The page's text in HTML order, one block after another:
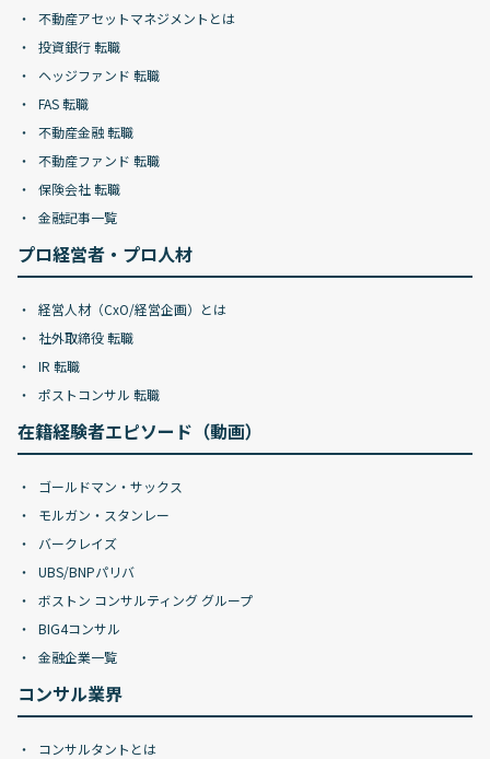
不動産アセットマネジメントとは
投資銀行 転職
ヘッジファンド 転職
FAS 転職
不動産金融 転職
不動産ファンド 転職
保険会社 転職
金融記事一覧
プロ経営者・プロ人材
経営人材（CxO/経営企画）とは
社外取締役 転職
IR 転職
ポストコンサル 転職
在籍経験者エピソード（動画）
ゴールドマン・サックス
モルガン・スタンレー
バークレイズ
UBS/BNPパリバ
ボストン コンサルティング グループ
BIG4コンサル
金融企業一覧
コンサル業界
コンサルタントとは